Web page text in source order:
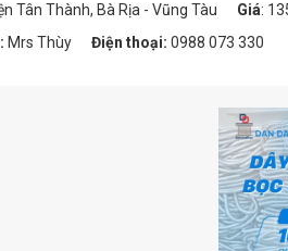
Tân Thành, Bà Rịa - Vũng Tàu Giá:
Mrs Thùy Điện thoại: 0988 073 330